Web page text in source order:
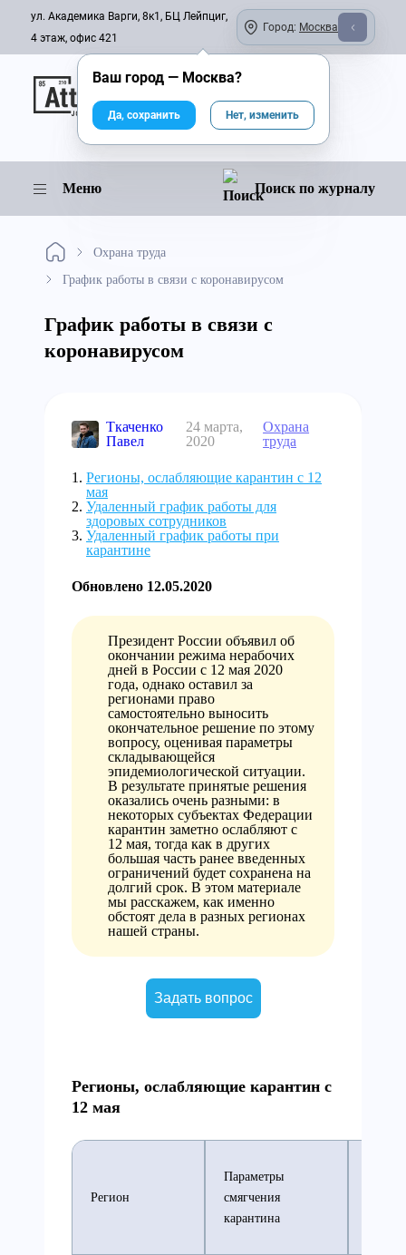
ул. Академика Варги, 8к1, БЦ Лейпциг,
4 этаж, офис 421
Город: Москва
Онлайн-журнал
Меню Поиск по журналу
Охрана труда
График работы в связи с коронавирусом
График работы в связи с
коронавирусом
Ткаченко
Павел
24 марта,
2020
Охрана
труда
Регионы, ослабляющие карантин с 12
мая
Удаленный график работы для
здоровых сотрудников
Удаленный график работы при
карантине
Обновлено 12.05.2020
Президент России объявил об
окончании режима нерабочих
дней в России с 12 мая 2020
года, однако оставил за
регионами право
самостоятельно выносить
окончательное решение по этому
вопросу, оценивая параметры
складывающейся
эпидемиологической ситуации.
В результате принятые решения
оказались очень разными: в
некоторых субъектах Федерации
карантин заметно ослабляют с
12 мая, тогда как в других
большая часть ранее введенных
ограничений будет сохранена на
долгий срок. В этом материале
мы расскажем, как именно
обстоят дела в разных регионах
нашей страны.
Задать вопрос
Регионы, ослабляющие карантин с
12 мая
Регион
Параметры
смягчения
карантина
Ваш город — Москва?
Да, сохранить Нет, изменить